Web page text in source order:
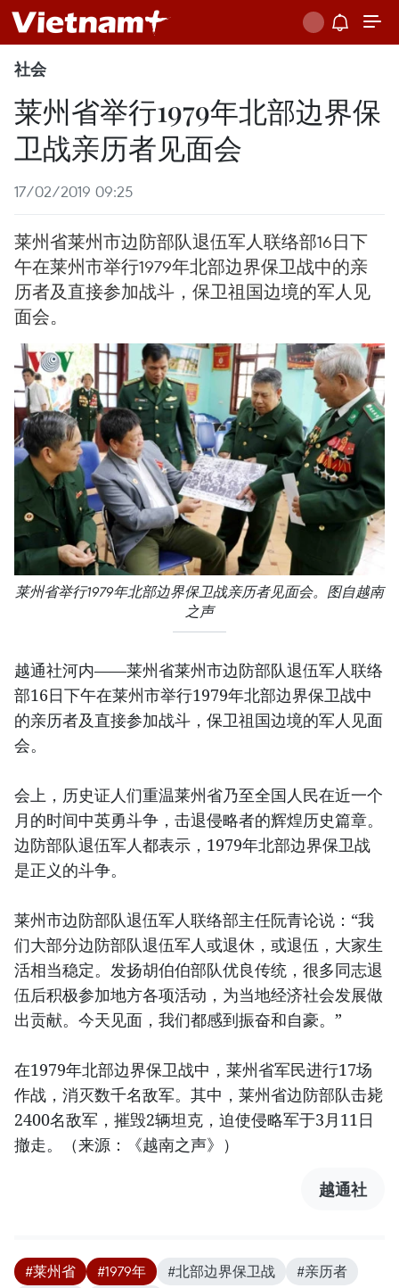
社会
莱州省举行1979年北部边界保
卫战亲历者见面会
17/02/2019 09:25
莱州省莱州市边防部队退伍军人联络部16日下
午在莱州市举行1979年北部边界保卫战中的亲
历者及直接参加战斗，保卫祖国边境的军人见
面会。
莱州省举行1979年北部边界保卫战亲历者见面会。图自越南
之声
越通社河内——莱州省莱州市边防部队退伍军人联络
部16日下午在莱州市举行1979年北部边界保卫战中
的亲历者及直接参加战斗，保卫祖国边境的军人见面
会。
会上，历史证人们重温莱州省乃至全国人民在近一个
月的时间中英勇斗争，击退侵略者的辉煌历史篇章。
边防部队退伍军人都表示，1979年北部边界保卫战
是正义的斗争。
莱州市边防部队退伍军人联络部主任阮青论说：“我
们大部分边防部队退伍军人或退休，或退伍，大家生
活相当稳定。发扬胡伯伯部队优良传统，很多同志退
伍后积极参加地方各项活动，为当地经济社会发展做
出贡献。今天见面，我们都感到振奋和自豪。”
在1979年北部边界保卫战中，莱州省军民进行17场
作战，消灭数千名敌军。其中，莱州省边防部队击毙
2400名敌军，摧毁2辆坦克，迫使侵略军于3月11日
撤走。（来源：《越南之声》）
越通社
#莱州省 #1979年 #北部边界保卫战
#亲历者